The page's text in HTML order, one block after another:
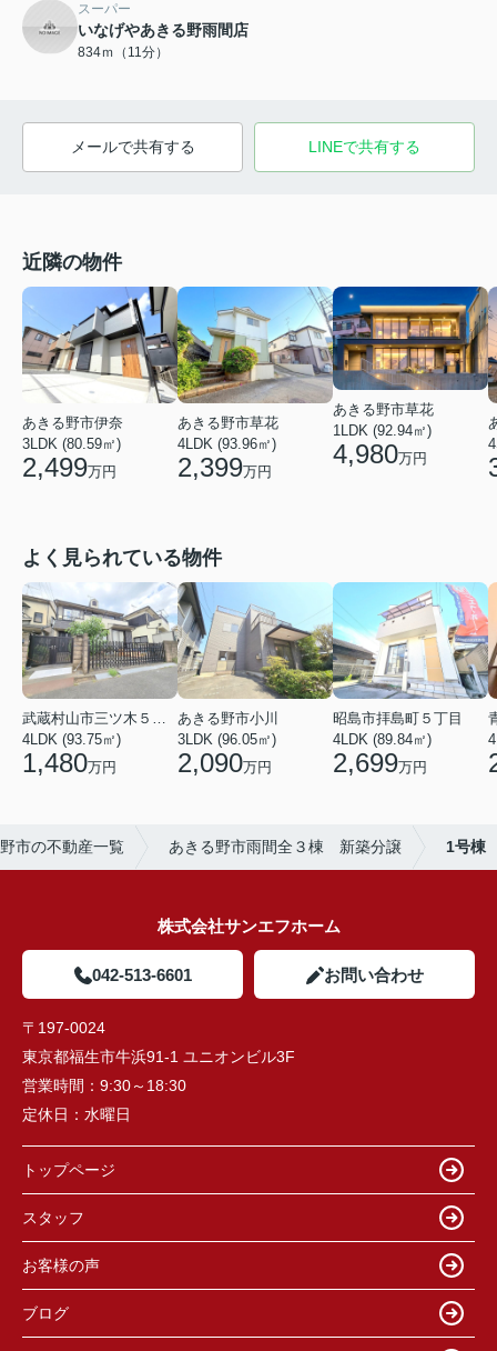
スーパー
いなげやあきる野雨間店
834ｍ（11分）
メールで共有する LINEで共有する
近隣の物件
あきる野市伊奈
3LDK (80.59㎡)
2,499万円
あきる野市草花
4LDK (93.96㎡)
2,399万円
あきる野市草花
1LDK (92.94㎡)
4,980万円
よく見られている物件
武蔵村山市三ツ木５丁目
4LDK (93.75㎡)
1,480万円
あきる野市小川
3LDK (96.05㎡)
2,090万円
昭島市拝島町５丁目
4LDK (89.84㎡)
2,699万円
市の不動産一覧 あきる野市雨間全３棟 新築分譲 1号棟
株式会社サンエフホーム
042-513-6601 お問い合わせ
〒197-0024
東京都福生市牛浜91-1 ユニオンビル3F
営業時間： 9:30～18:30
定休日： 水曜日
トップページ
スタッフ
お客様の声
ブログ